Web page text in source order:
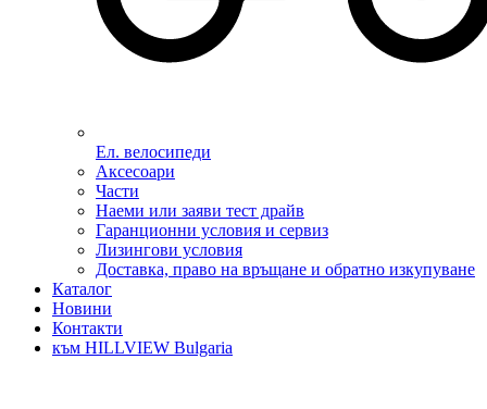
Ел. велосипеди
Аксесоари
Части
Наеми или заяви тест драйв
Гаранционни условия и сервиз
Лизингови условия
Доставка, право на връщане и обратно изкупуване
Каталог
Новини
Контакти
към HILLVIEW Bulgaria